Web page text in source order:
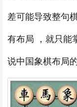
差可能导致整句
有布局 ，就只能
说中国象棋布局